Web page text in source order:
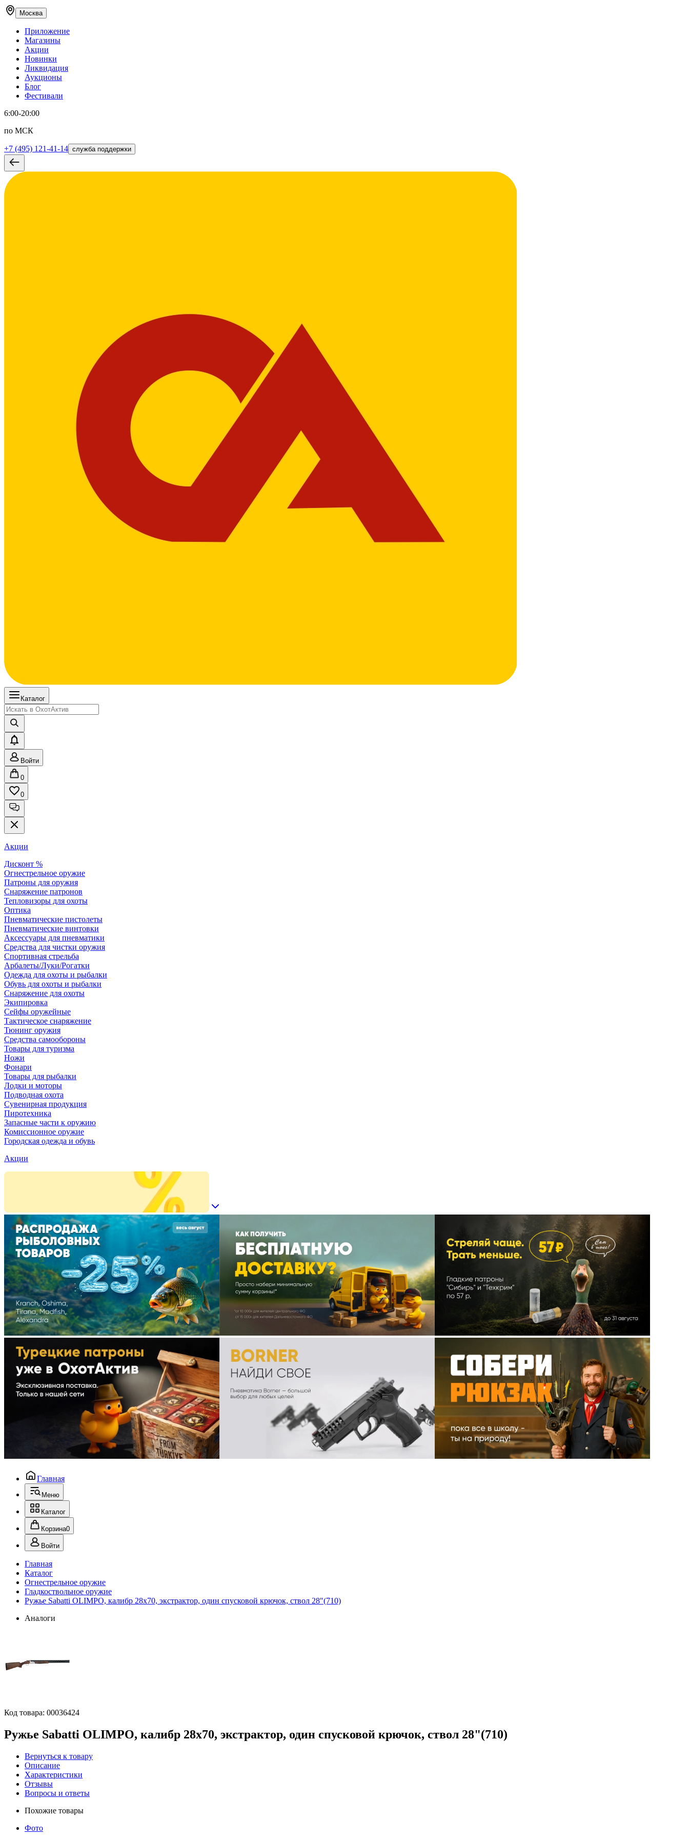
Москва
Приложение
Магазины
Акции
Новинки
Ликвидация
Аукционы
Блог
Фестивали
6:00-20:00
по МСК
+7 (495) 121-41-14 служба поддержки
Каталог
Войти
0
0
Акции
Дисконт %
Огнестрельное оружие
Патроны для оружия
Снаряжение патронов
Тепловизоры для охоты
Оптика
Пневматические пистолеты
Пневматические винтовки
Аксессуары для пневматики
Средства для чистки оружия
Спортивная стрельба
Арбалеты/Луки/Рогатки
Одежда для охоты и рыбалки
Обувь для охоты и рыбалки
Снаряжение для охоты
Экипировка
Сейфы оружейные
Тактическое снаряжение
Тюнинг оружия
Средства самообороны
Товары для туризма
Ножи
Фонари
Товары для рыбалки
Лодки и моторы
Подводная охота
Сувенирная продукция
Пиротехника
Запасные части к оружию
Комиссионное оружие
Городская одежда и обувь
Акции
Главная
Меню
Каталог
Корзина0
Войти
Главная
Каталог
Огнестрельное оружие
Гладкоствольное оружие
Ружье Sabatti OLIMPO, калибр 28х70, экстрактор, один спусковой крючок, ствол 28"(710)
Аналоги
Код товара: 00036424
Ружье Sabatti OLIMPO, калибр 28х70, экстрактор, один спусковой крючок, ствол 28"(710)
Вернуться к товару
Описание
Характеристики
Отзывы
Вопросы и ответы
Похожие товары
Фото